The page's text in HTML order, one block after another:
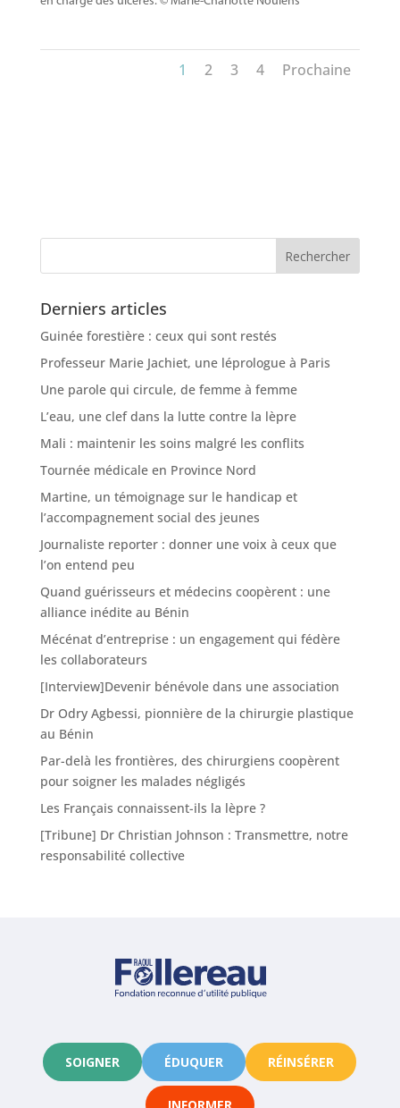
1 2 3 4 Prochaine
Derniers articles
Guinée forestière : ceux qui sont restés
Professeur Marie Jachiet, une léprologue à Paris
Une parole qui circule, de femme à femme
L’eau, une clef dans la lutte contre la lèpre
Mali : maintenir les soins malgré les conflits
Tournée médicale en Province Nord
Martine, un témoignage sur le handicap et
l’accompagnement social des jeunes
Journaliste reporter : donner une voix à ceux que
l’on entend peu
Quand guérisseurs et médecins coopèrent : une
alliance inédite au Bénin
Mécénat d’entreprise : un engagement qui fédère
les collaborateurs
[Interview]Devenir bénévole dans une association
Dr Odry Agbessi, pionnière de la chirurgie plastique
au Bénin
Par-delà les frontières, des chirurgiens coopèrent
pour soigner les malades négligés
Les Français connaissent-ils la lèpre ?
[Tribune] Dr Christian Johnson : Transmettre, notre
responsabilité collective
SOIGNER ÉDUQUER RÉINSÉRER